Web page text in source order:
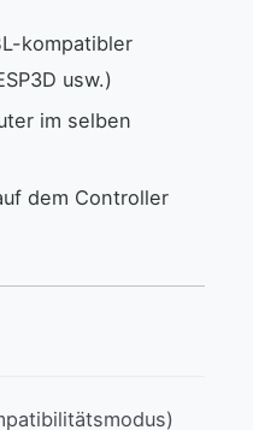
kompatibler
usw.)
im selben
dem Controller